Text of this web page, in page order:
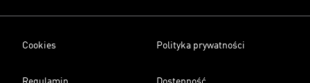
Cookies Polityka prywatności